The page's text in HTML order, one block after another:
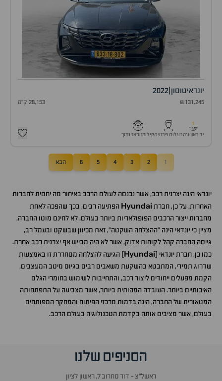
יונדאיטוסון 2022
₪131,245 28,153 ק"מ
1
יד ראשונהבעלות פרטיתקילומטראז נמוך
1
2
3
4
5
6 הבא
יונדאי הינה יצרנית רכב, אשר נכנסה לעולם הרכב באיחור מה יחסית לחברות
האחרות. על כן, חברתHyundai הפתיעה רבים, בכך שהפכה לאחת
מחברות ייצור הרכבים הפופולאריות ביותר בעולם. לא לחינם מוטו החברה,
מציין כי יונדאי הינה “ההצלחה השקטה”, זאת מכיוון שבשקט ובעמל רב,
גייסה החברה קהל לקוחות אדוק, אשר לא היה מבייש אף יצרנית רכב אחרת.
כמו כן, חברת יונדאי (Hyundai) הגיעה להצלחה מסחררת זו באמצעות
שדרוג תמידי, המתבטא בהשקעת משאבים רבים בגיוס מיטב המעצבים,
הקמת מפעלים ייחודים ליצור רכב, והתחייבות לשימוש בחומרי הגלם
האיכותיים ביותר. העובדה המהותית ביותר, אשר מצביעה על התפתחותה
המטאורית של החברה, הינה בדמות מרכזי הפיתוח והמחקר המפותחים
בעולם, אשר מציבים אותה בקדמת הטכנולוגיה בעולם הרכב.
הסניפים שלנו
ראשל״צ - דוד סחרוב 7, ראשון לציון